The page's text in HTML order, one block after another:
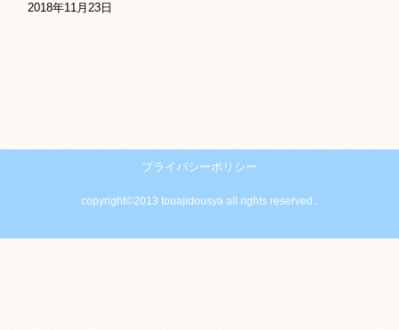
2018年11月23日
プライバシーポリシー
copyright©2013 touajidousya all rights reserved..